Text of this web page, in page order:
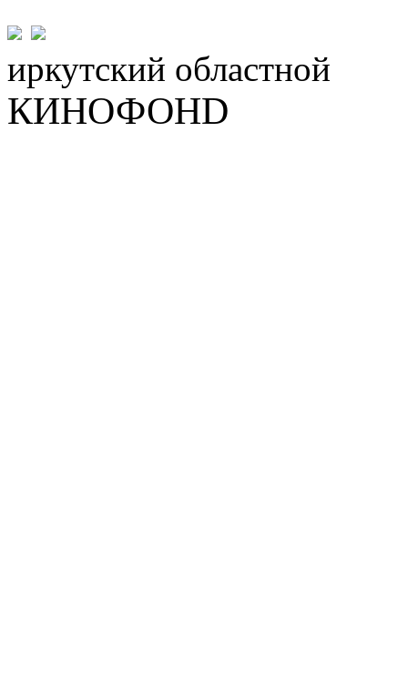
иркутский областной
КИНОФОНD